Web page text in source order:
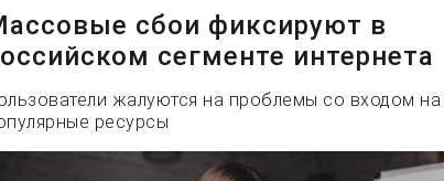
сбои фиксируют в
сегменте интернета
жалуются на проблемы со входом на
ресурсы